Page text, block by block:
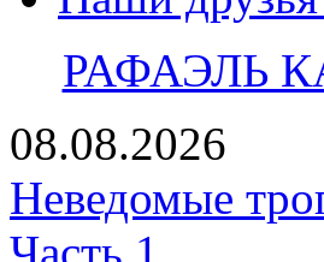
РАФАЭЛЬ
08.08.2026
Неведомые